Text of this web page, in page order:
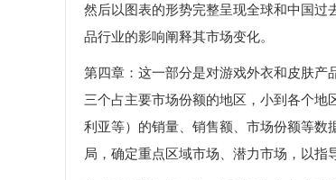
然后以图表的形势完整呈现全球和中国
品行业的影响阐释其市场变化。
第四章：这一部分是对游戏外衣和皮肤
三个占主要市场份额的地区，小到各个
利亚等）的销量、销售额、市场份额等
局，确定重点区域市场、潜力市场，以指